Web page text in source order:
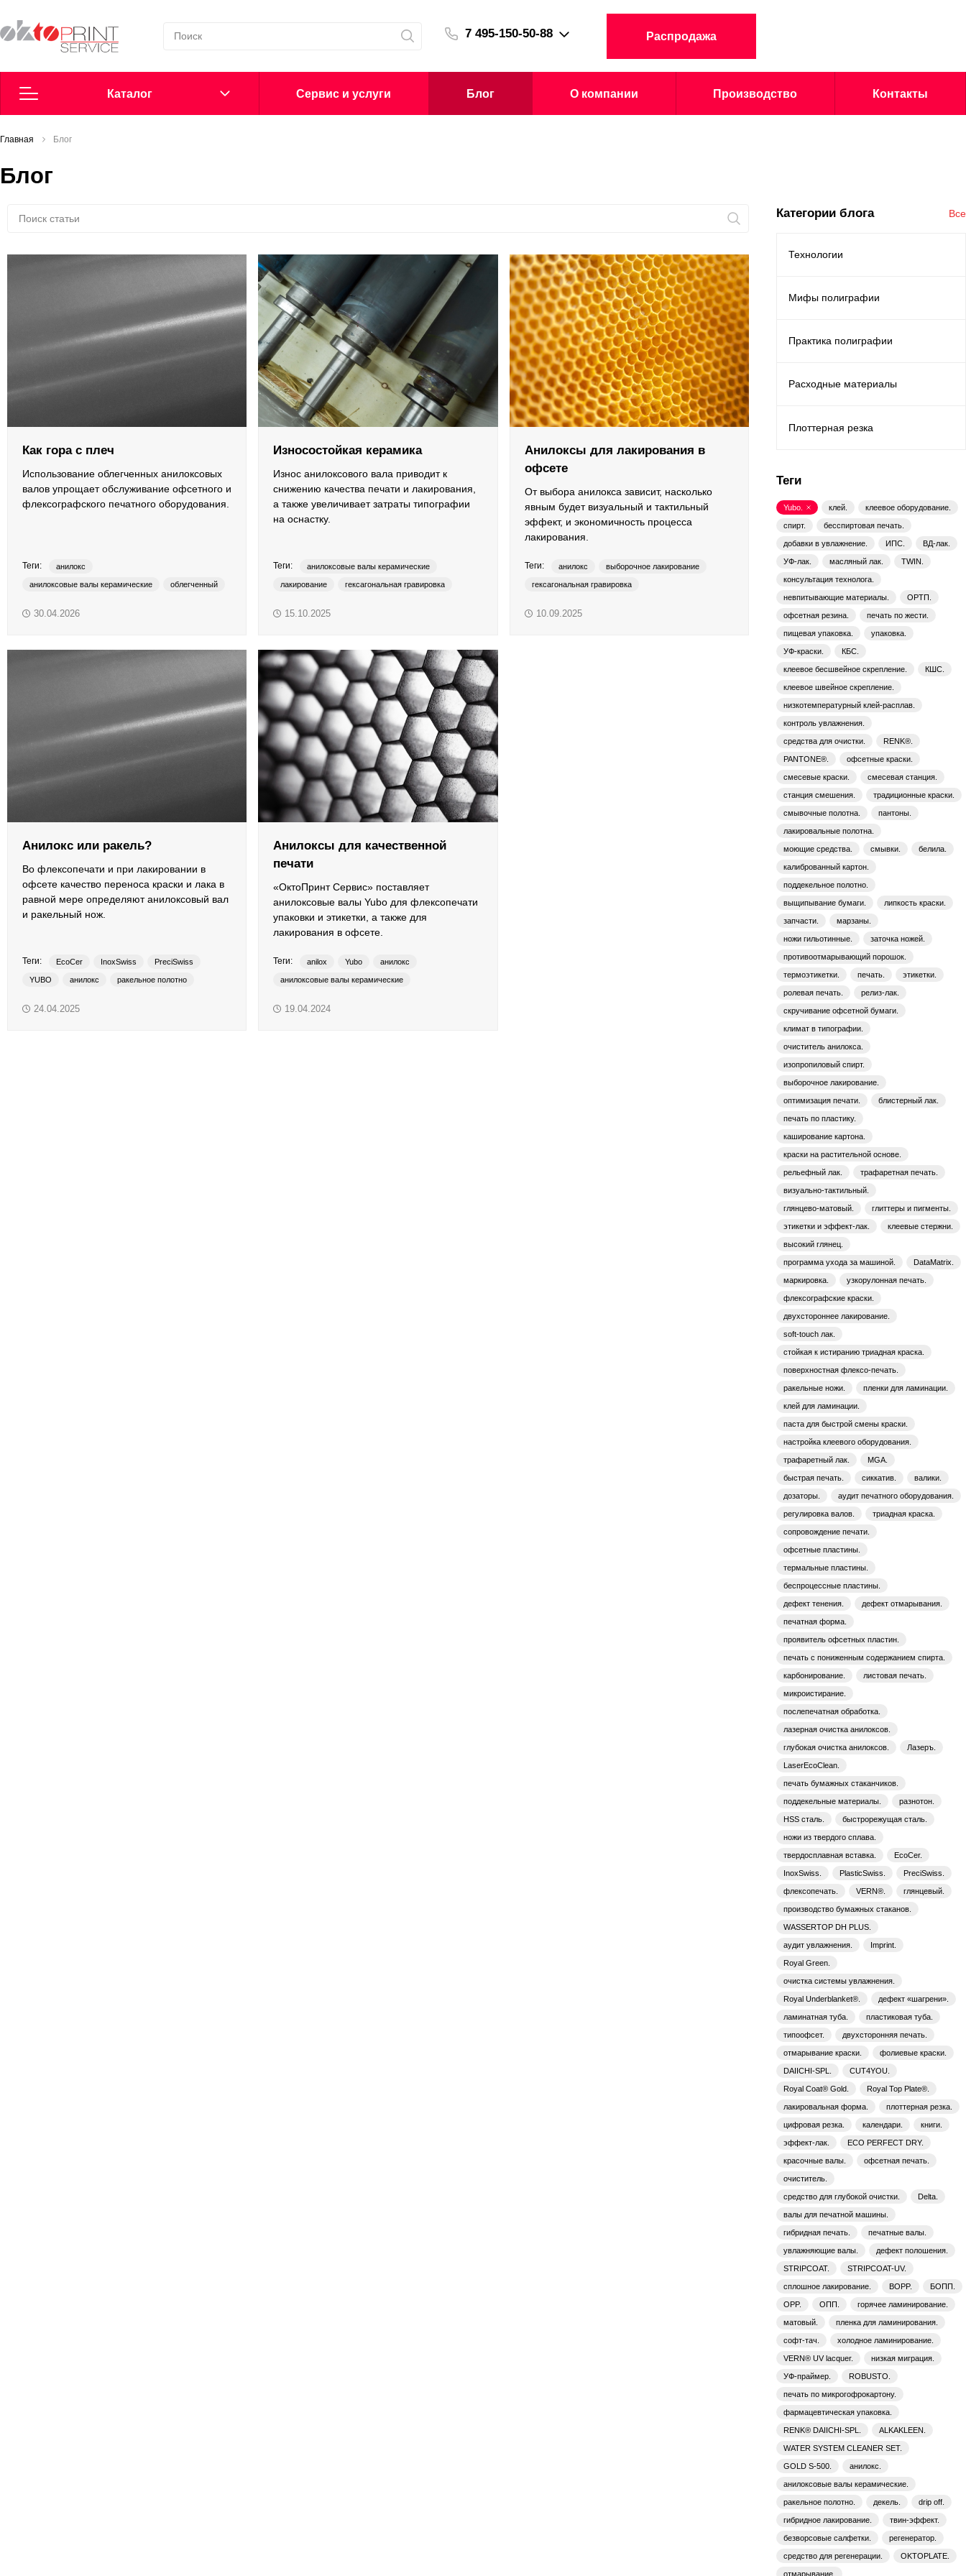
7 495-150-50-88 Распродажа
Каталог
Согласие на обработку персональных данных
Политика в области обработки персональных данных
Сообщить о нарушении
Лаки
Поддекельные материалы
Вспомогательные материалы
Противоотмарывающие материалы
Клеи для упаковки
Приборы и средства контроля
Упаковочные материалы
Материалы для производства ротогравюрных цилиндров
Краски системы смешения Pantone
Cервис и услуги Блог О компании Производство Контакты
Главная Блог
Блог
Как гора с плеч
Использование облегченных анилоксовых
валов упрощает обслуживание офсетного и
флексографского печатного оборудования.
Теги: анилокс
анилоксовые валы керамические облегченный
30.04.2026
Износостойкая керамика
Износ анилоксового вала приводит к
снижению качества печати и лакирования,
а также увеличивает затраты типографии
на оснастку.
Теги: анилоксовые валы керамические
лакирование гексагональная гравировка
15.10.2025
Анилоксы для лакирования в
офсете
От выбора анилокса зависит, насколько
явным будет визуальный и тактильный
эффект, и экономичность процесса
лакирования.
Теги: анилокс выборочное лакирование
гексагональная гравировка
10.09.2025
Анилокс или ракель?
Во флексопечати и при лакировании в
офсете качество переноса краски и лака в
равной мере определяют анилоксовый вал
и ракельный нож.
Теги: EcoCer InoxSwiss PreciSwiss
YUBO анилокс ракельное полотно
24.04.2025
Анилоксы для качественной
печати
«ОктоПринт Сервис» поставляет
анилоксовые валы Yubo для флексопечати
упаковки и этикетки, а также для
лакирования в офсете.
Теги: anilox Yubo анилокс
анилоксовые валы керамические
19.04.2024
Категории блога Все
Технологии
Мифы полиграфии
Практика полиграфии
Расходные материалы
Плоттерная резка
Теги
клей. клеевое оборудование.
спирт. бесспиртовая печать.
добавки в увлажнение. ИПС. ВД-лак.
УФ-лак. масляный лак. TWIN.
консультация технолога.
невпитывающие материалы. ОРТП.
офсетная резина. печать по жести.
пищевая упаковка. упаковка.
УФ-краски. КБС.
клеевое бесшвейное скрепление. КШС.
клеевое швейное скрепление.
низкотемпературный клей-расплав.
контроль увлажнения.
средства для очистки. RENK®.
PANTONE®. офсетные краски.
смесевые краски. смесевая станция.
станция смешения. традиционные краски.
смывочные полотна. пантоны.
лакировальные полотна.
моющие средства. смывки. белила.
калиброванный картон.
поддекельное полотно.
выщипывание бумаги. липкость краски.
запчасти. марзаны.
ножи гильотинные. заточка ножей.
противоотмарывающий порошок.
термоэтикетки. печать. этикетки.
ролевая печать. релиз-лак.
скручивание офсетной бумаги.
климат в типографии.
очиститель анилокса.
изопропиловый спирт.
выборочное лакирование.
оптимизация печати. блистерный лак.
печать по пластику.
каширование картона.
краски на растительной основе.
рельефный лак. трафаретная печать.
визуально-тактильный.
глянцево-матовый. глиттеры и пигменты.
этикетки и эффект-лак. клеевые стержни.
высокий глянец.
программа ухода за машиной. DataMatrix.
маркировка. узкорулонная печать.
флексографские краски.
двухстороннее лакирование.
soft-touch лак.
стойкая к истиранию триадная краска.
поверхностная флексо-печать.
ракельные ножи. пленки для ламинации.
клей для ламинации.
паста для быстрой смены краски.
настройка клеевого оборудования.
трафаретный лак. MGA.
быстрая печать. сиккатив. валики.
дозаторы. аудит печатного оборудования.
регулировка валов. триадная краска.
сопровождение печати.
офсетные пластины.
термальные пластины.
беспроцессные пластины.
дефект тенения. дефект отмарывания.
печатная форма.
проявитель офсетных пластин.
печать с пониженным содержанием спирта.
карбонирование. листовая печать.
микроистирание.
послепечатная обработка.
лазерная очистка анилоксов.
глубокая очистка анилоксов. Лазеръ.
LaserEcoClean.
печать бумажных стаканчиков.
поддекельные материалы. разнотон.
HSS сталь. быстрорежущая сталь.
ножи из твердого сплава.
твердосплавная вставка. EcoCer.
InoxSwiss. PlasticSwiss. PreciSwiss.
флексопечать. VERN®. глянцевый.
производство бумажных стаканов.
WASSERTOP DH PLUS.
аудит увлажнения. Imprint.
Royal Green.
очистка системы увлажнения.
Royal Underblanket®. дефект «шагрени».
ламинатная туба. пластиковая туба.
типоофсет. двухсторонняя печать.
отмарывание краски. фолиевые краски.
DAIICHI-SPL. CUT4YOU.
Royal Coat® Gold. Royal Top Plate®.
лакировальная форма. плоттерная резка.
цифровая резка. календари. книги.
эффект-лак. ECO PERFECT DRY.
красочные валы. офсетная печать.
очиститель.
средство для глубокой очистки. Delta.
валы для печатной машины.
гибридная печать. печатные валы.
увлажняющие валы. дефект полошения.
STRIPCOAT. STRIPCOAT-UV.
сплошное лакирование. BOPP. БОПП.
OPP. ОПП. горячее ламинирование.
матовый. пленка для ламинирования.
софт-тач. холодное ламинирование.
VERN® UV lacquer. низкая миграция.
УФ-праймер. ROBUSTO.
печать по микрогофрокартону.
фармацевтическая упаковка.
RENK® DAIICHI-SPL. ALKAKLEEN.
WATER SYSTEM CLEANER SET.
GOLD S-500. анилокс.
анилоксовые валы керамические.
ракельное полотно. декель. drip off.
гибридное лакирование. твин-эффект.
безворсовые салфетки. регенератор.
средство для регенерации. OKTOPLATE.
отмарывание.
Yubo.